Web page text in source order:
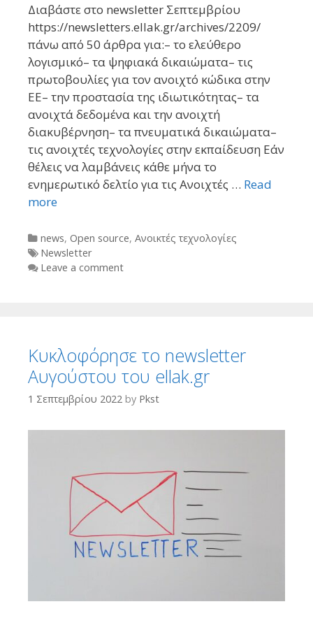
Διαβάστε στο newsletter Σεπτεμβρίου
https://newsletters.ellak.gr/archives/2209/
πάνω από 50 άρθρα για:– το ελεύθερο
λογισμικό– τα ψηφιακά δικαιώματα– τις
πρωτοβουλίες για τον ανοιχτό κώδικα στην
ΕΕ– την προστασία της ιδιωτικότητας– τα
ανοιχτά δεδομένα και την ανοιχτή
διακυβέρνηση– τα πνευματικά δικαιώματα–
τις ανοιχτές τεχνολογίες στην εκπαίδευση Εάν
θέλεις να λαμβάνεις κάθε μήνα το
ενημερωτικό δελτίο για τις Ανοιχτές … Read
more
Categories
news, Open source, Ανοικτές τεχνολογίες
Tags
Newsletter
Leave a comment
Κυκλοφόρησε το newsletter
Αυγούστου του ellak.gr
1 Σεπτεμβρίου 2022 by Pkst